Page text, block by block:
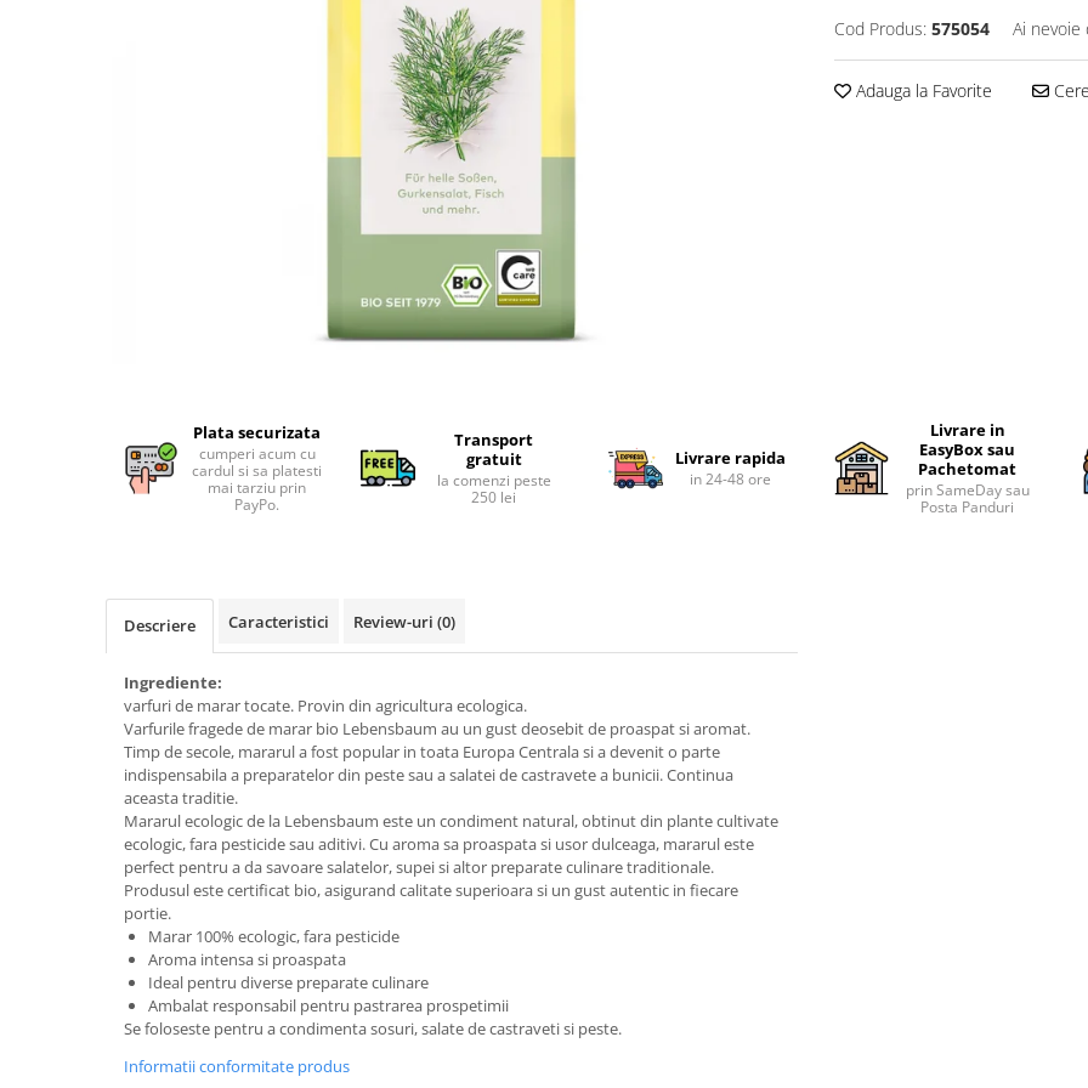
Sare si mixuri de sare
Dulceata si creme bio
Gemuri si dulceata bio
Piure bio din fructe
Batoane bio cu fructe
Biscuiti si napolitane bio
Bomboane bio
Guma de mestecat bio
Sticksuri, chipsuri si covrigei
Fructe, nuci, alune si seminte
Fructe bio uscate
Nuci si alune bio
Seminte bio din plante oleaginoase
Seminte bio pentru germinat
Cod Produs: 575054 Ai nevoie
Adauga la Favorite
Plata securizata
cumperi acum cu
cardul si sa platesti
mai tarziu prin
PayPo.
Transport
gratuit
la comenzi peste
250 lei
Livrare rapida
in 24-48 ore
Livrare in
EasyBox sau
Pachetomat
prin SameDay sau
Posta Panduri
Descriere Caracteristici Review-uri (0)
Ingrediente:
varfuri de marar tocate. Provin din agricultura ecologica.
Varfurile fragede de marar bio Lebensbaum au un gust deosebit de proaspat si aromat.
Timp de secole, mararul a fost popular in toata Europa Centrala si a devenit o parte
indispensabila a preparatelor din peste sau a salatei de castravete a bunicii. Continua
aceasta traditie.
Mararul ecologic de la Lebensbaum este un condiment natural, obtinut din plante cultivate
ecologic, fara pesticide sau aditivi. Cu aroma sa proaspata si usor dulceaga, mararul este
perfect pentru a da savoare salatelor, supei si altor preparate culinare traditionale.
Produsul este certificat bio, asigurand calitate superioara si un gust autentic in fiecare
portie.
Marar 100% ecologic, fara pesticide
Aroma intensa si proaspata
Ideal pentru diverse preparate culinare
Ambalat responsabil pentru pastrarea prospetimii
Se foloseste pentru a condimenta sosuri, salate de castraveti si peste.
Informatii conformitate produs